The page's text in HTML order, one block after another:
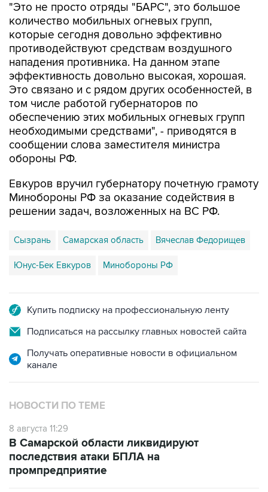
"Это не просто отряды "БАРС", это большое
количество мобильных огневых групп,
которые сегодня довольно эффективно
противодействуют средствам воздушного
нападения противника. На данном этапе
эффективность довольно высокая, хорошая.
Это связано и с рядом других особенностей, в
том числе работой губернаторов по
обеспечению этих мобильных огневых групп
необходимыми средствами", - приводятся в
сообщении слова заместителя министра
обороны РФ.
Евкуров вручил губернатору почетную грамоту
Минобороны РФ за оказание содействия в
решении задач, возложенных на ВС РФ.
Сызрань Самарская область Вячеслав Федорищев
Юнус-Бек Евкуров Минобороны РФ
Купить подписку на профессиональную ленту
Подписаться на рассылку главных новостей сайта
Получать оперативные новости в официальном
канале
НОВОСТИ ПО ТЕМЕ
8 августа 11:29
В Самарской области ликвидируют
последствия атаки БПЛА на
промпредприятие